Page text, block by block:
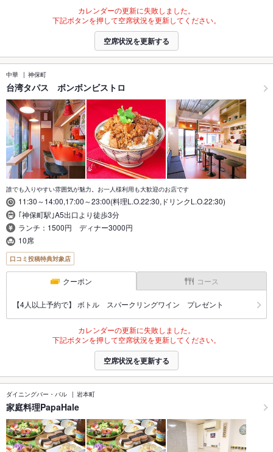
カレンダーの更新に失敗しました。
下記ボタンを押して空席状況を更新してください。
空席状況を更新する
中華 神保町
台湾タパス ボンボンビストロ
誰でも入りやすい雰囲気が魅力。お一人様利用も大歓迎のお店です
11:30～14:00,17:00～23:00(料理L.O.22:30,ドリンクL.O.22:30)
｢神保町駅｣A5出口より徒歩3分
ランチ：1500円 ディナー3000円
10席
口コミ投稿特典対象店
クーポン コース
【4人以上予約で】 ボトル スパークリングワイン プレゼント
カレンダーの更新に失敗しました。
下記ボタンを押して空席状況を更新してください。
空席状況を更新する
ダイニングバー・バル 岩本町
家庭料理PapaHale